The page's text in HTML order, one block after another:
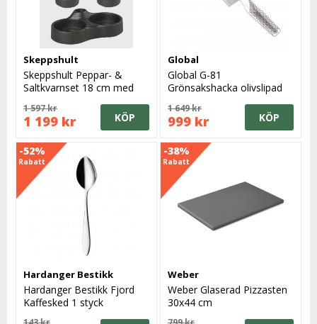
Skeppshult
Skeppshult Peppar- &
Saltkvarnset 18 cm med
1 597 kr
1 199 kr KÖP
Global
Global G-81
Grönsakshacka olivslipad
1 649 kr
999 kr KÖP
-52%
Rabatt
Hardanger Bestikk
Hardanger Bestikk Fjord
Kaffesked 1 styck
-38%
Rabatt
Weber
Weber Glaserad Pizzasten
30x44 cm